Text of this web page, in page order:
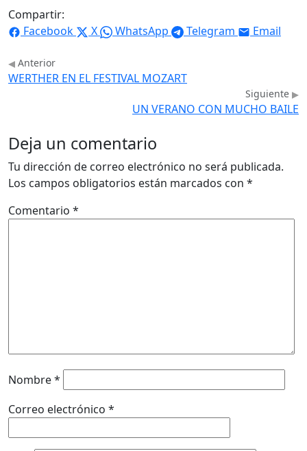
Compartir:
Facebook
X WhatsApp Telegram Email
Anterior
WERTHER EN EL FESTIVAL MOZART
Siguiente
UN VERANO CON MUCHO BAILE
Deja un comentario
Tu dirección de correo electrónico no será publicada.
Los campos obligatorios están marcados con *
Comentario *
Nombre*
Correo electrónico *